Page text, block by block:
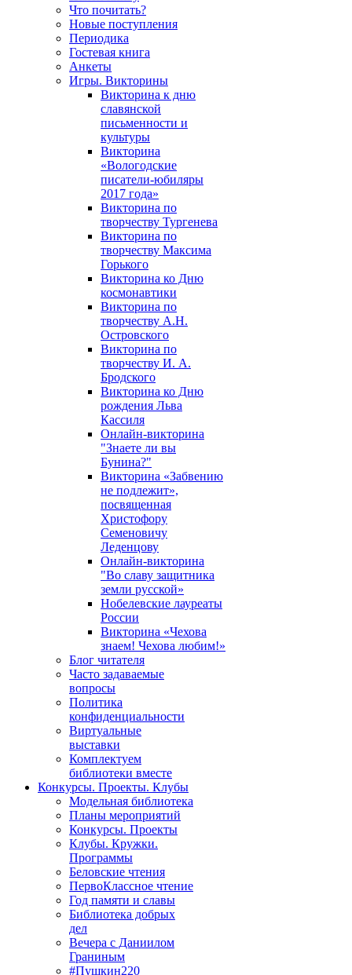
Что почитать?
Новые поступления
Периодика
Гостевая книга
Анкеты
Игры. Викторины
Викторина к дню
славянской
письменности и
культуры
Викторина
«Вологодские
писатели-юбиляры
2017 года»
Викторина по
творчеству Тургенева
Викторина по
творчеству Максима
Горького
Викторина ко Дню
космонавтики
Викторина по
творчеству А.Н.
Островского
Викторина по
творчеству И. А.
Бродского
Викторина ко Дню
рождения Льва
Кассиля
Онлайн-викторина
"Знаете ли вы
Бунина?"
Викторина «Забвению
не подлежит»,
посвященная
Христофору
Семеновичу
Леденцову
Онлайн-викторина
"Во славу защитника
земли русской»
Нобелевские лауреаты
России
Викторина «Чехова
знаем! Чехова любим!»
Блог читателя
Часто задаваемые
вопросы
Политика
конфиденциальности
Виртуальные
выставки
Комплектуем
библиотеки вместе
Конкурсы. Проекты. Клубы
Модельная библиотека
Планы мероприятий
Конкурсы. Проекты
Клубы. Кружки.
Программы
Беловские чтения
ПервоКлассное чтение
Год памяти и славы
Библиотека добрых
дел
Вечера с Даниилом
Граниным
#Пушкин220